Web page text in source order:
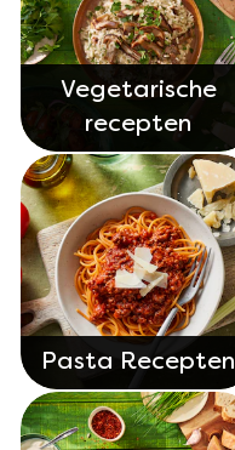
Vegetarische
recepten
Pasta Recepten